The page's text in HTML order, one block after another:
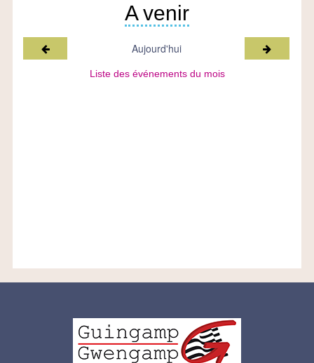
A venir
Mois précédent Aujourd'hui Mois
Liste des événements du mois